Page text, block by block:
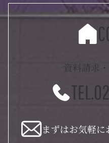
資料請求
まずはお気軽に